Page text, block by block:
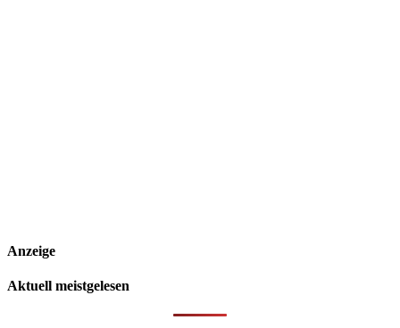
Anzeige
Aktuell meistgelesen